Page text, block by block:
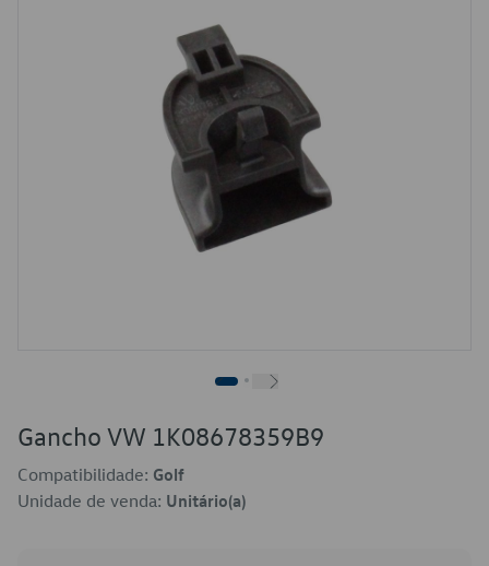
Gancho VW 1K08678359B9
Compatibilidade: Golf
Unidade de venda: Unitário(a)